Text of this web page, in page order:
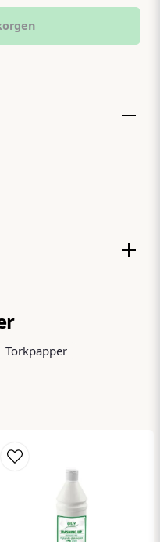
Torkpapper